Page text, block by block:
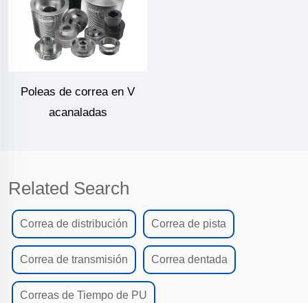
Poleas de correa en V
acanaladas
Related Search
Correa de distribución Correa de pista
Correa de transmisión Correa dentada
Correas de Tiempo de PU